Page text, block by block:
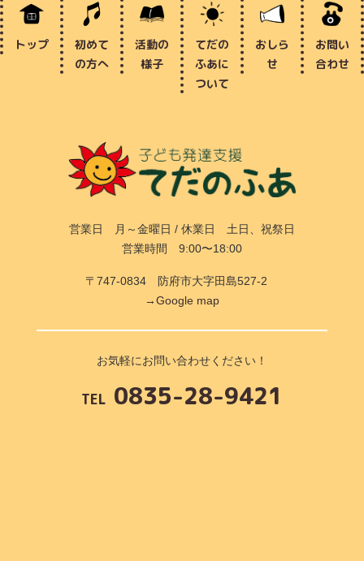
トップ
初めて
の方へ
活動の
様子
てだの
ふあに
ついて
おしら
せ
お問い
合わせ
営業日 月～金曜日 / 休業日 土日、祝祭日
営業時間 9:00〜18:00
〒747-0834 防府市大字田島527-2
→Google map
お気軽にお問い合わせください！
TEL 0835-28-9421